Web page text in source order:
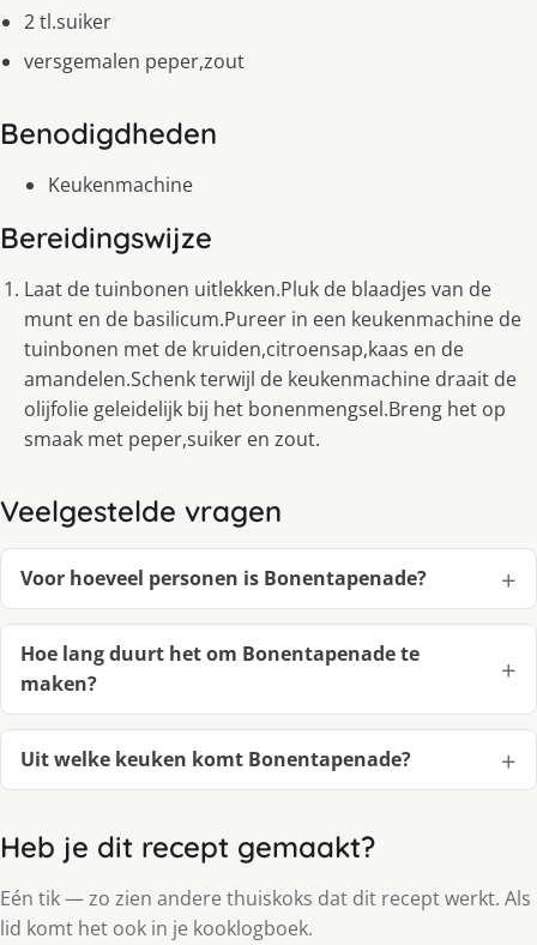
2 tl.suiker
versgemalen peper,zout
Benodigdheden
Keukenmachine
Bereidingswijze
Laat de tuinbonen uitlekken.Pluk de blaadjes van de
munt en de basilicum.Pureer in een keukenmachine de
tuinbonen met de kruiden,citroensap,kaas en de
amandelen.Schenk terwijl de keukenmachine draait de
olijfolie geleidelijk bij het bonenmengsel.Breng het op
smaak met peper,suiker en zout.
Veelgestelde vragen
Voor hoeveel personen is Bonentapenade?
Hoe lang duurt het om Bonentapenade te
maken?
Uit welke keuken komt Bonentapenade?
Heb je dit recept gemaakt?
Eén tik — zo zien andere thuiskoks dat dit recept werkt. Als
lid komt het ook in je kooklogboek.